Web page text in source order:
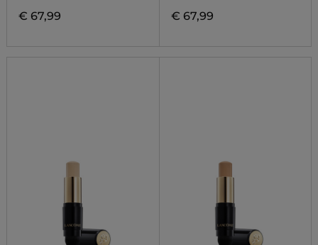
€ 67,99 € 67,99